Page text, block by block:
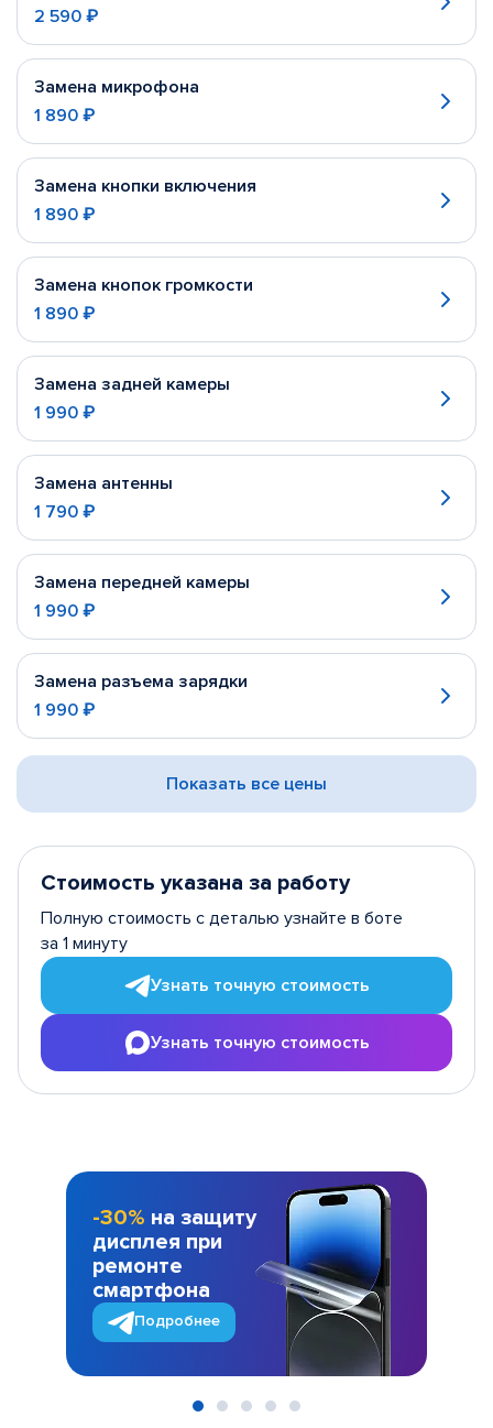
2 590 ₽
Замена микрофона
1 890 ₽
Замена кнопки включения
1 890 ₽
Замена кнопок громкости
1 890 ₽
Замена задней камеры
1 990 ₽
Замена антенны
1 790 ₽
Замена передней камеры
1 990 ₽
Замена разъема зарядки
1 990 ₽
Показать все цены
Стоимость указана за работу
Полную стоимость с деталью узнайте в боте
за 1 минуту
Узнать точную стоимость
Узнать точную стоимость
-30% на защиту
дисплея при
ремонте
смартфона
Подробнее